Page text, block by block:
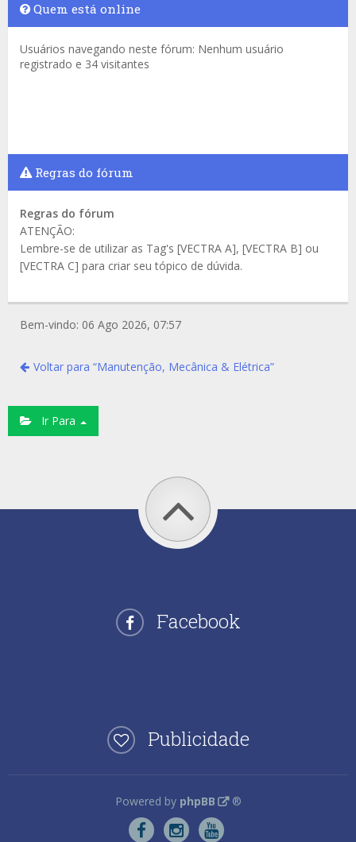
Quem está online
Usuários navegando neste fórum: Nenhum usuário
registrado e 34 visitantes
Regras do fórum
Regras do fórum
ATENÇÃO:
Lembre-se de utilizar as Tag's [VECTRA A], [VECTRA B] ou
[VECTRA C] para criar seu tópico de dúvida.
Bem-vindo: 06 Ago 2026, 07:57
Voltar para “Manutenção, Mecânica & Elétrica”
Ir Para
Facebook
Publicidade
Powered by phpBB ®